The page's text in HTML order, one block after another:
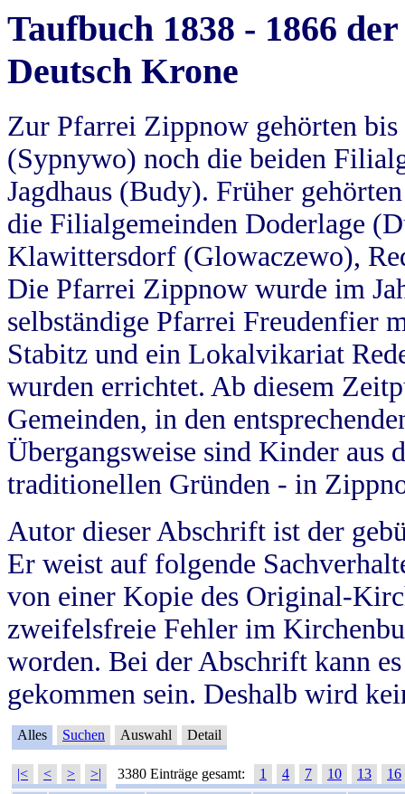
Taufbuch 1838 - 1866
Deutsch Krone
Zur Pfarrei Zippnow gehörten
(Sypnywo) noch die beiden
Jagdhaus (Budy). Früher
die Filialgemeinden Doderlage
Klawittersdorf (Glowaczewo),
Die Pfarrei Zippnow wurde im
selbständige Pfarrei Freudenfier
Stabitz und ein Lokalvikariat
wurden errichtet. Ab diesem
Gemeinden, in den
Übergangsweise sind Kinder aus
traditionellen Gründen - in
Autor dieser Abschrift ist der
Er weist auf folgende
von einer Kopie des Original-
zweifelsfreie Fehler im
worden. Bei der Abschrift kann
gekommen sein. Deshalb wird
Alles Suchen Auswahl Detail
|< < > >| 3380 Einträge gesamt: 1 4 7 10 13
16